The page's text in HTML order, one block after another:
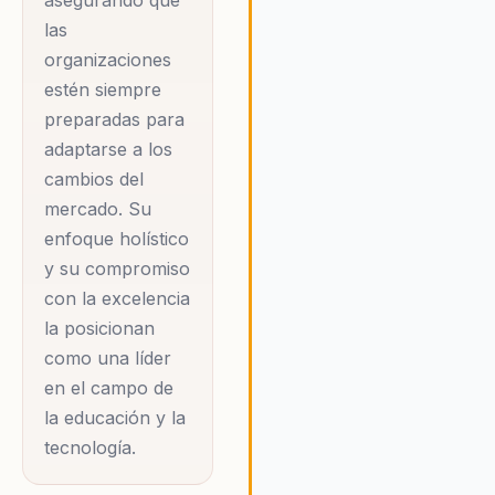
desarrollo de Power
Skills, como el
liderazgo y la
colaboración, es
esencial para
estudiantes y
profesionales para un
mundo laboral en
constante cambio.
Además, Nancy ha
participado en
conferencias
internacionales,
compartiendo sus
las
organizaciones
estén siempre
preparadas para
adaptarse a los
cambios del
mercado. Su
enfoque holístico
y su compromiso
con la excelencia
la posicionan
como una líder
en el campo de
la educación y la
tecnología.